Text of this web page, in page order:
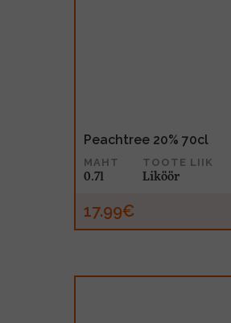
Peachtree 20% 70cl
MAHT
0.7l
TOOTE LIIK
Liköör
17.99€